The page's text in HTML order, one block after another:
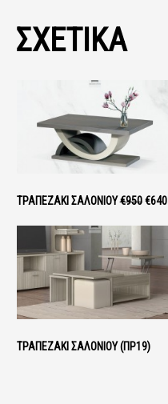
ΣΧΕΤΙΚΑ
ΤΡΑΠΕΖΆΚΙ ΣΑΛΟΝΙΟΎ€950€640
ΤΡΑΠΕΖΆΚΙ ΣΑΛΟΝΙΟΎ (ΠΡ19)